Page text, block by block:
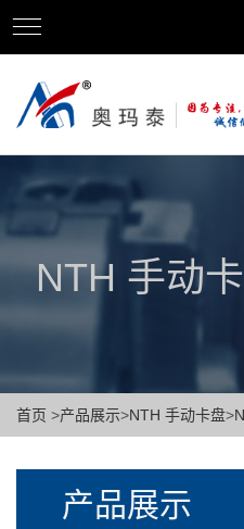
NTH 手动
首页 >产品展示>NTH 手动卡盘>
产品展示